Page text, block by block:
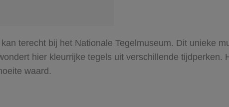
terecht bij het Nationale Tegelmuseum. Dit unieke
hier kleurrijke tegels uit verschillende
waard.